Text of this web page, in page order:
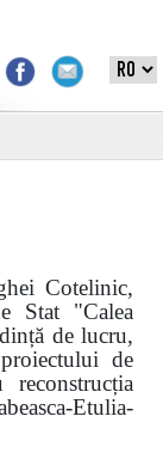
Cotelinic,
Stat "Calea
de lucru,
de
Etulia-